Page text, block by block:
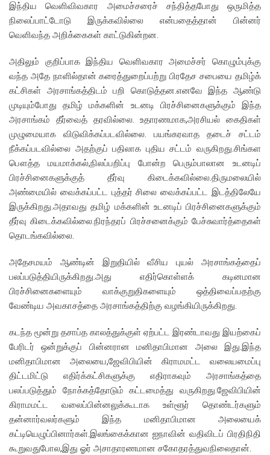
இந்திய வெளிவிவகார அமைச்சரைச் சந்தித்தபோது ஒருமித்த
நிலைப்பாட்டோடு இருக்கவில்லை என்பதைத்தான் பின்னர்
வெளிவந்த அறிக்கைகள் காட்டுகின்றன.
அதிலும் குறிப்பாக இந்திய வெளிவகார அமைச்சர் கொழும்புக்கு
வந்த அதே நாளில்தான் கரைத்துறைப்பற்று பிரதேச சபையை தமிழ்க்
கட்சிகள் அரசாங்கத்திடம் பறி கொடுத்தன.எனவே இந்த ஆண்டு
முடியும்போது தமிழ் மக்களின் உடனடி பிரச்சினைகளுக்கும் இந்த
அரசாங்கம் தீர்வைத் தரவில்லை. உதாரணமாக,அரசியல் கைதிகள்
முழுமையாக விடுவிக்கப்படவில்லை. பயங்கரவாத தடைச் சட்டம்
நீக்கப்படவில்லை அதற்குப் பதிலாக புதிய சட்டம் வருகிறது.சிங்கள
பௌத்த மயமாக்கல்,நிலப்பறிப்பு போன்ற பெரும்பாலான உடனடிப்
பிரச்சினைகளுக்குத் தீர்வு கிடைக்கவில்லை.திருமலையில்
அண்மையில் வைக்கப்பட்ட புத்தர் சிலை வைக்கப்பட்ட இடத்திலேயே
இருக்கிறது.அதாவது தமிழ் மக்களின் உடனடிப் பிரச்சினைகளுக்கும்
தீர்வு கிடைக்கவில்லை.நிரந்தரப் பிரச்சனைக்கும் பேச்சுவார்த்தைகள்
தொடங்கவில்லை.
அதேசமயம் ஆண்டின் இறுதியில் வீசிய புயல் அரசாங்கத்தைப்
பலப்படுத்தியிருக்கிறது.அது எதிர்கொள்ளக் கடினமான
பிரச்சினைகளையும் வாக்குறுதிகளையும் ஒத்திவைப்பதற்கு
வேண்டிய அவகாசத்தை அரசாங்கத்திற்கு வழங்கியிருக்கிறது.
கடந்த மூன்று தசாப்த காலத்துக்குள் ஏற்பட்ட இரண்டாவது இயற்கைப்
பேரிடர் ஒன்றுக்குப் பின்னரான மனிதாபிமான அலை இது.இந்த
மனிதாபிமான அலையை,ஜேவிபியின் கிராமமட்ட வலையமைப்பு
திட்டமிட்டு எதிர்க்கட்சிகளுக்கு எதிராகவும் அரசாங்கத்தை
பலப்படுத்தும் நோக்கத்தோடும் கட்டமைத்து வருகிறது.ஜேவிபியின்
கிராமமட்ட வலைப்பின்னலுக்கூடாக உள்ளூர் தொண்டர்களும்
தன்னார்வலர்களும் இந்த மனிதாபிமான அலையைக்
கட்டியெழுப்பினார்கள்.இலங்கைக்கான ஐநாவின் வதிவிடப் பிரதிநிதி
கூறுவதுபோல,இது ஓர் அசாதாரணமான சகோதரத்துவநிலைதான்.